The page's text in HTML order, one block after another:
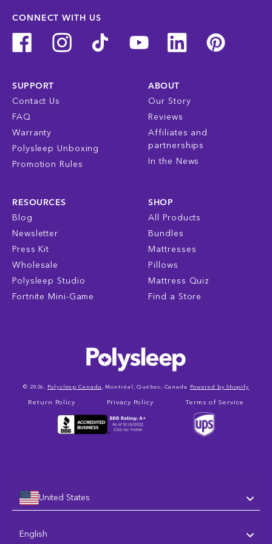
CONNECT WITH US
SUPPORT
Contact Us
FAQ
Warranty
Polysleep Unboxing
Promotion Rules
ABOUT
Our Story
Reviews
Affiliates and
partnerships
In the News
RESOURCES
Blog
Newsletter
Press Kit
Wholesale
Polysleep Studio
Fortnite Mini-Game
SHOP
All Products
Bundles
Mattresses
Pillows
Mattress Quiz
Find a Store
Return Policy Privacy Policy Terms of Service
© 2026, Polysleep Canada , Montréal, Québec, Canada Powered by Shopify
United States
English